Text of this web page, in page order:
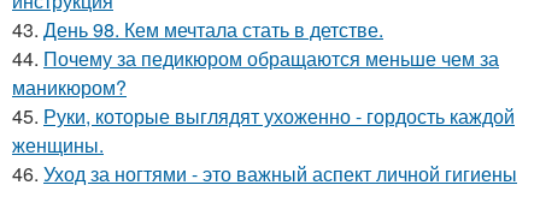
43. День 98. Кем мечтала стать в детстве.
44. Почему за педикюром обращаются меньше чем за
маникюром?
45. Руки, которые выглядят ухоженно - гордость каждой
женщины.
46. Уход за ногтями - это важный аспект личной гигиены